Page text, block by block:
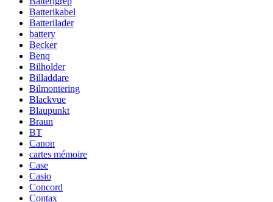
Batterikabel
Batterilader
battery
Becker
Benq
Bilholder
Billaddare
Bilmontering
Blackvue
Blaupunkt
Braun
BT
Canon
cartes mémoire
Case
Casio
Concord
Contax